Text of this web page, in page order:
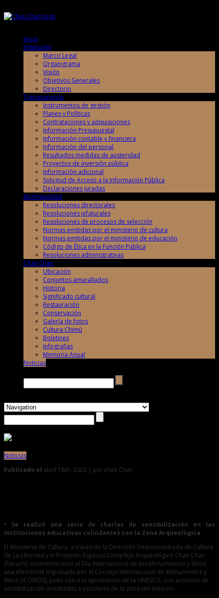
Inicio
Institución
Marco Legal
Organigrama
Visión
Objetivos Generales
Directorio
Transparencia
Instrumentos de gestión
Planes y Políticas
Contrataciones y adquisiciones
Información Presupuestal
Información contable y financiera
Información del personal
Resultados medidas de austeridad
Proyectos de inversión pública
Información adicional
Solicitud de Acceso a la Información Pública
Declaraciones juradas
Normatividad
Resoluciones directorales
Resoluciones jefaturales
Resoluciones de procesos de selección
Normas emitidas por el ministerio de cultura
Normas emitidas por el ministerio de educación
Código de Ética en la Función Pública
Resoluciones administrativas
Chan Chan
Ubicación
Conjuntos amurallados
Historia
Significado cultural
Restauración
Conservación
Galería de fotos
Cultura Chimú
Boletines
Infografias
Memoria Anual
Noticias
Noticias
Publicado el abril 18th, 2023 | por Chan Chan
• Se realizó una serie de charlas de sensibilización en las
instituciones educativas colindantes con la Zona Arqueológica.
El Ministerio de Cultura, a través de la Dirección Desconcentrada de Cultura
de La Libertad y el Proyecto Especial Complejo Arqueológico Chan Chan
(Pecach), conmemoraron el Día Internacional de los Monumentos y Sitios,
una efeméride impulsada por el Consejo Internacional de Monumentos y
Sitios (ICOMOS), junto con a la aprobación de la UNESCO, con acciones de
sensibilización orientadas a escolares de la zona del entorno.